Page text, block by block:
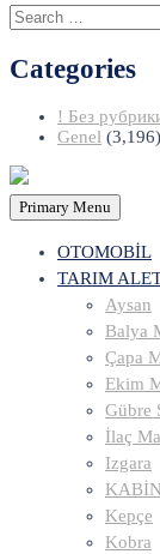
Search
for:
Categories
! Без
Genel (3,196)
Primary Menu
OTOMOBİL
TARIM
Aysan
Balya
Çapa
Ekim
Gübre
İlaç
Izgara
Kepçe
Kobra